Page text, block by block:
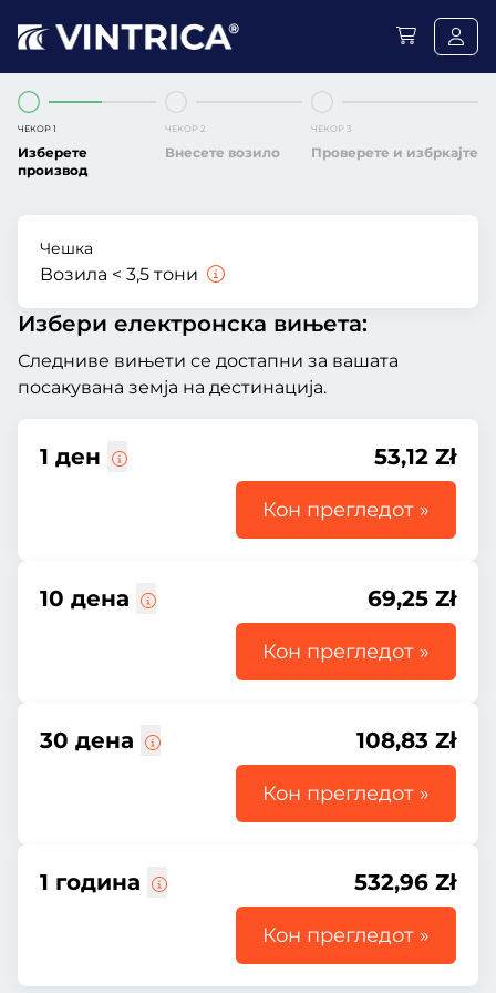
ЧЕКОР 1
Изберете
производ
ЧЕКОР 2
Внесете возило
ЧЕКОР 3
Проверете и избркајте
Чешка
Возила < 3,5 тони
Избери електронска вињета:
Следниве вињети се достапни за вашата
посакувана земја на дестинација.
1 ден 53,12 Zł
Кон прегледот »
10 дена 69,25 Zł
Кон прегледот »
30 дена 108,83 Zł
Кон прегледот »
1 година 532,96 Zł
Кон прегледот »